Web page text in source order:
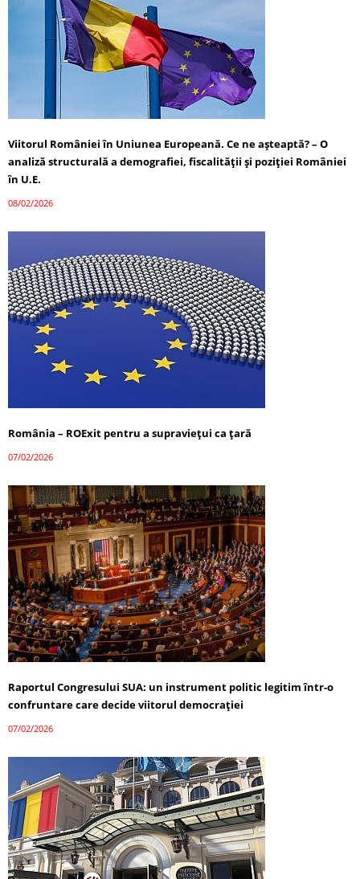
Viitorul României în Uniunea Europeană. Ce ne așteaptă? – O
analiză structurală a demografiei, fiscalității și poziției României
în U.E.
08/02/2026
România – ROExit pentru a supraviețui ca țară
07/02/2026
Raportul Congresului SUA: un instrument politic legitim într-o
confruntare care decide viitorul democrației
07/02/2026